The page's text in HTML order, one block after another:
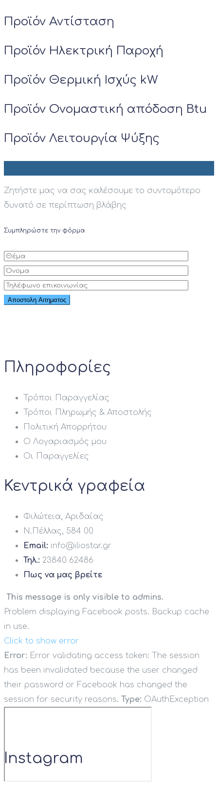
Προϊόν Αντίσταση
Προϊόν Ηλεκτρική Παροχή
Προϊόν Θερμική Ισχύς kW
Προϊόν Ονομαστική απόδοση Btu
Προϊόν Λειτουργία Ψύξης
Ζητήστε μας να σας καλέσουμε το συντομότερο
δυνατό σε περίπτωση βλάβης
Συμπληρώστε την φόρμα
Πληροφορίες
Τρόποι Παραγγελίας
Τρόποι Πληρωμής & Αποστολής
Πολιτική Απορρήτου
Ο Λογαριασμός μου
Οι Παραγγελίες
Κεντρικά γραφεία
Φιλώτεια, Αριδαίας
Ν.Πέλλας, 584 00
Email: info@iliostar.gr
Τηλ.: 23840 62486
Πως να μας βρείτε
This message is only visible to admins.
Problem displaying Facebook posts. Backup cache
in use.
Click to show error
Error: Error validating access token: The session
has been invalidated because the user changed
their password or Facebook has changed the
session for security reasons. Type: OAuthException
Instagram